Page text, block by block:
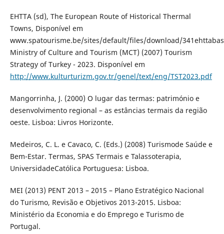
EHTTA (sd), The European Route of Historical Thermal
Towns, Disponível em
www.spatourisme.be/sites/default/files/download/
Ministry of Culture and Tourism (MCT) (2007) Tourism
Strategy of Turkey - 2023. Disponível em
http://www.kulturturizm.gov.tr/genel/text/eng/TST2023.pdf
Mangorrinha, J. (2000) O lugar das termas: património e
desenvolvimento regional – as estâncias termais da região
oeste. Lisboa: Livros Horizonte.
Medeiros, C. L. e Cavaco, C. (Eds.) (2008) Turismode Saúde e
Bem-Estar. Termas, SPAS Termais e Talassoterapia,
UniversidadeCatólica Portuguesa: Lisboa.
MEI (2013) PENT 2013 – 2015 – Plano Estratégico Nacional
do Turismo, Revisão e Objetivos 2013-2015. Lisboa:
Ministério da Economia e do Emprego e Turismo de
Portugal.